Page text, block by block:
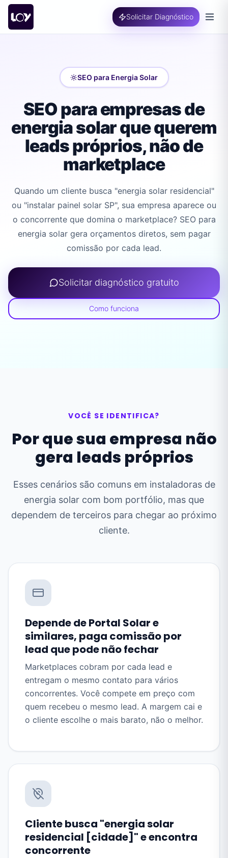
Solicitar Diagnóstico
SEO para Energia Solar
SEO para empresas de
energia solar que querem
leads próprios, não de
marketplace
Quando um cliente busca "energia solar residencial"
ou "instalar painel solar SP", sua empresa aparece ou
o concorrente que domina o marketplace? SEO para
energia solar gera orçamentos diretos, sem pagar
comissão por cada lead.
Solicitar diagnóstico gratuito
Como funciona
VOCÊ SE IDENTIFICA?
Por que sua empresa não
gera leads próprios
Esses cenários são comuns em instaladoras de
energia solar com bom portfólio, mas que
dependem de terceiros para chegar ao próximo
cliente.
Depende de Portal Solar e
similares, paga comissão por
lead que pode não fechar
Marketplaces cobram por cada lead e
entregam o mesmo contato para vários
concorrentes. Você compete em preço com
quem recebeu o mesmo lead. A margem cai e
o cliente escolhe o mais barato, não o melhor.
Cliente busca "energia solar
residencial [cidade]" e encontra
concorrente